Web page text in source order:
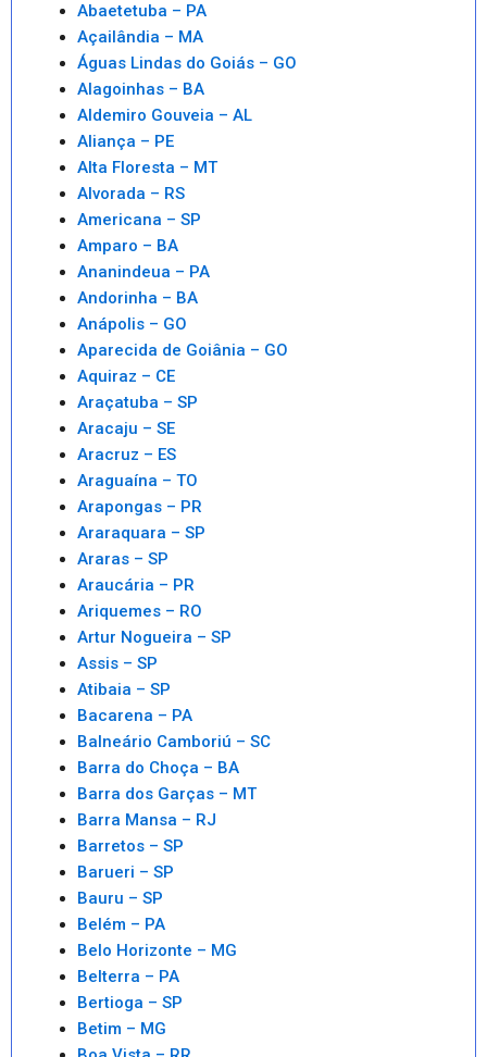
Abaetetuba – PA
Açailândia – MA
Águas Lindas do Goiás – GO
Alagoinhas – BA
Aldemiro Gouveia – AL
Aliança – PE
Alta Floresta – MT
Alvorada – RS
Americana – SP
Amparo – BA
Ananindeua – PA
Andorinha – BA
Anápolis – GO
Aparecida de Goiânia – GO
Aquiraz – CE
Araçatuba – SP
Aracaju – SE
Aracruz – ES
Araguaína – TO
Arapongas – PR
Araraquara – SP
Araras – SP
Araucária – PR
Ariquemes – RO
Artur Nogueira – SP
Assis – SP
Atibaia – SP
Bacarena – PA
Balneário Camboriú – SC
Barra do Choça – BA
Barra dos Garças – MT
Barra Mansa – RJ
Barretos – SP
Barueri – SP
Bauru – SP
Belém – PA
Belo Horizonte – MG
Belterra – PA
Bertioga – SP
Betim – MG